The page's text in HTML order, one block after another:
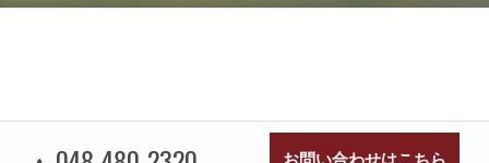
お問い合わせはこちら